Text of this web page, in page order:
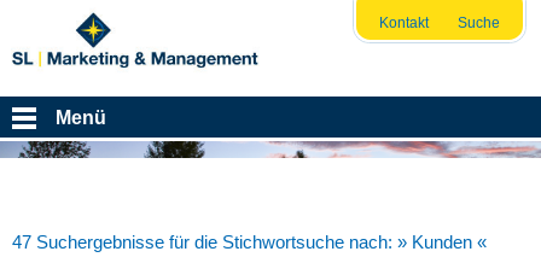
Kontakt Suche
Menü
47 Suchergebnisse für die Stichwortsuche nach: » Kunden «